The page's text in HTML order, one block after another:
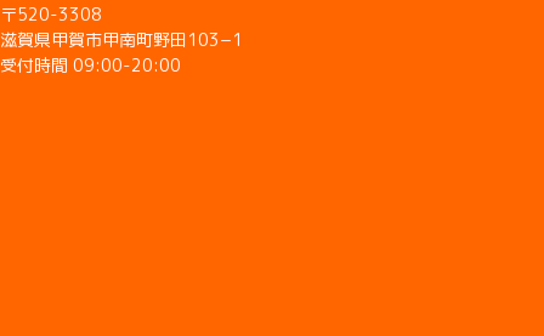
〒520-3308
滋賀県甲賀市甲南町野田103−1
受付時間 09:00-20:00